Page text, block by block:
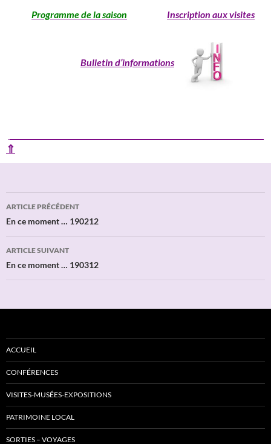
Programme de la saison Inscription aux visites
Bulletin d’informations
⇑
Navigation
des
articles
ARTICLE PRÉCÉDENT
En ce moment … 190212
ARTICLE SUIVANT
En ce moment … 190312
ACCUEIL
CONFÉRENCES
VISITES-MUSÉES-EXPOSITIONS
PATRIMOINE LOCAL
SORTIES – VOYAGES